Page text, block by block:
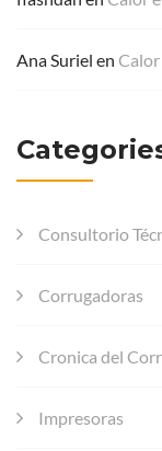
Ana Suriel en
Consultorio
Corrugadoras
Cronica del
Impresoras